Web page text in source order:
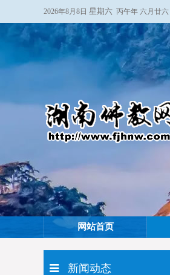
2026年8月8日 星期六 丙午年 六月廿六
网站首页
新闻动态